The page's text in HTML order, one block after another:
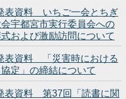
表資料 いちご一会とちぎ
宇都宮市実行委員会への
および激励訪問について
資料 「災害時における
定」の締結について
資料 第37回「読書に関